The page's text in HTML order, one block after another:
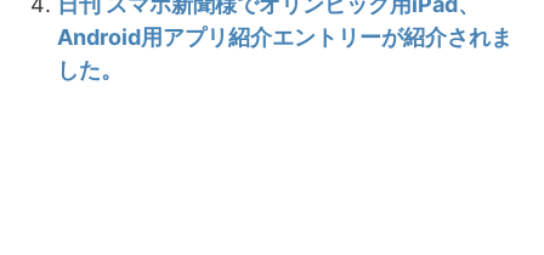
Android用アプリ紹介エントリーが紹介されま
した。